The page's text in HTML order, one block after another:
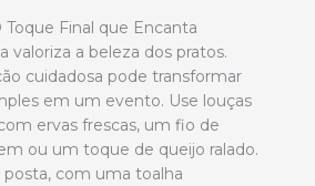
Final que Encanta
valoriza a beleza dos pratos.
cuidadosa pode transformar
em um evento. Use louças
ervas frescas, um fio de
ou um toque de queijo ralado.
com uma toalha